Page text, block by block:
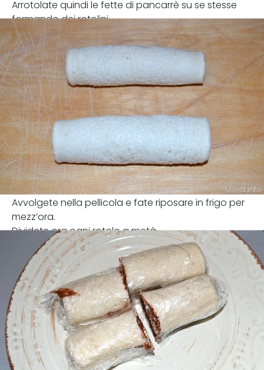
Arrotolate quindi le fette di pancarrè su se stesse
formando dei rotolini.
Avvolgete nella pellicola e fate riposare in frigo per
mezz’ora.
Dividete ora ogni rotolo a metà